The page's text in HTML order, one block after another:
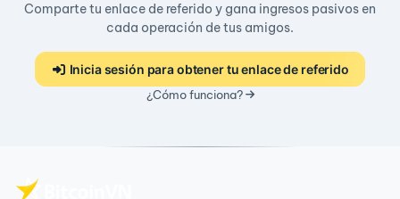
Comparte tu enlace de referido y gana ingresos pasivos en
cada operación de tus amigos.
Inicia sesión para obtener tu enlace de referido
¿Cómo funciona?